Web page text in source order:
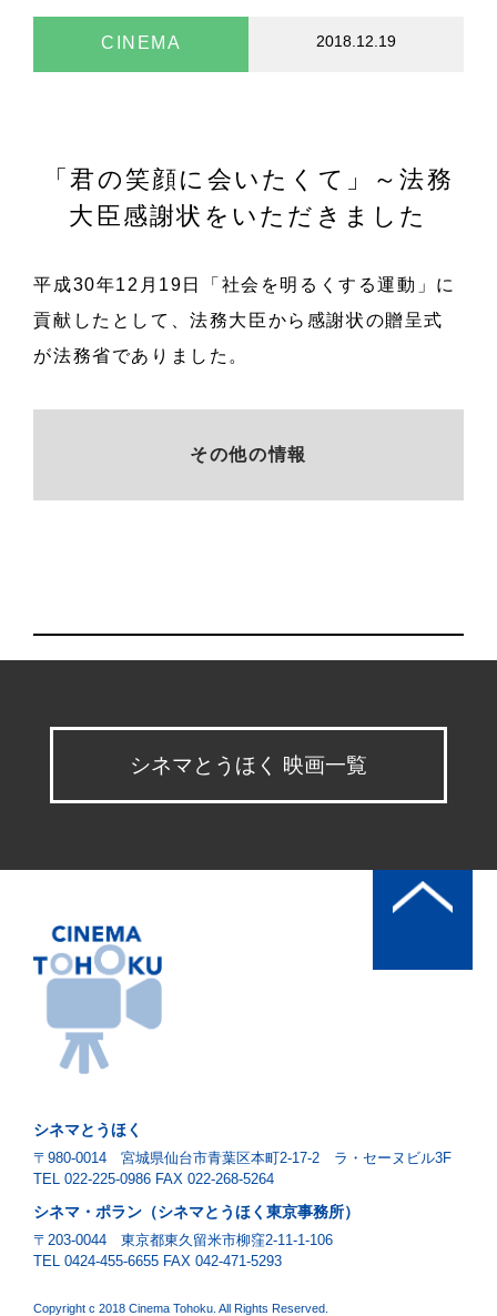
CINEMA 2018.12.19
「君の笑顔に会いたくて」～法務
大臣感謝状をいただきました
平成30年12月19日「社会を明るくする運動」に
貢献したとして、法務大臣から感謝状の贈呈式
が法務省でありました。
その他の情報
シネマとうほく 映画一覧
シネマとうほく
〒980-0014 宮城県仙台市青葉区本町2-17-2 ラ・セーヌビル3F
TEL 022-225-0986 FAX 022-268-5264
シネマ・ポラン（シネマとうほく東京事務所）
〒203-0044 東京都東久留米市柳窪2-11-1-106
TEL 0424-455-6655 FAX 042-471-5293
Copyright c 2018 Cinema Tohoku. All Rights Reserved.